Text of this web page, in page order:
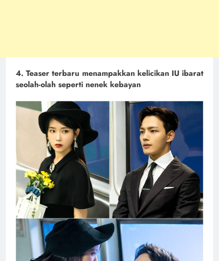
4. Teaser terbaru menampakkan kelicikan IU ibarat
seolah-olah seperti nenek kebayan